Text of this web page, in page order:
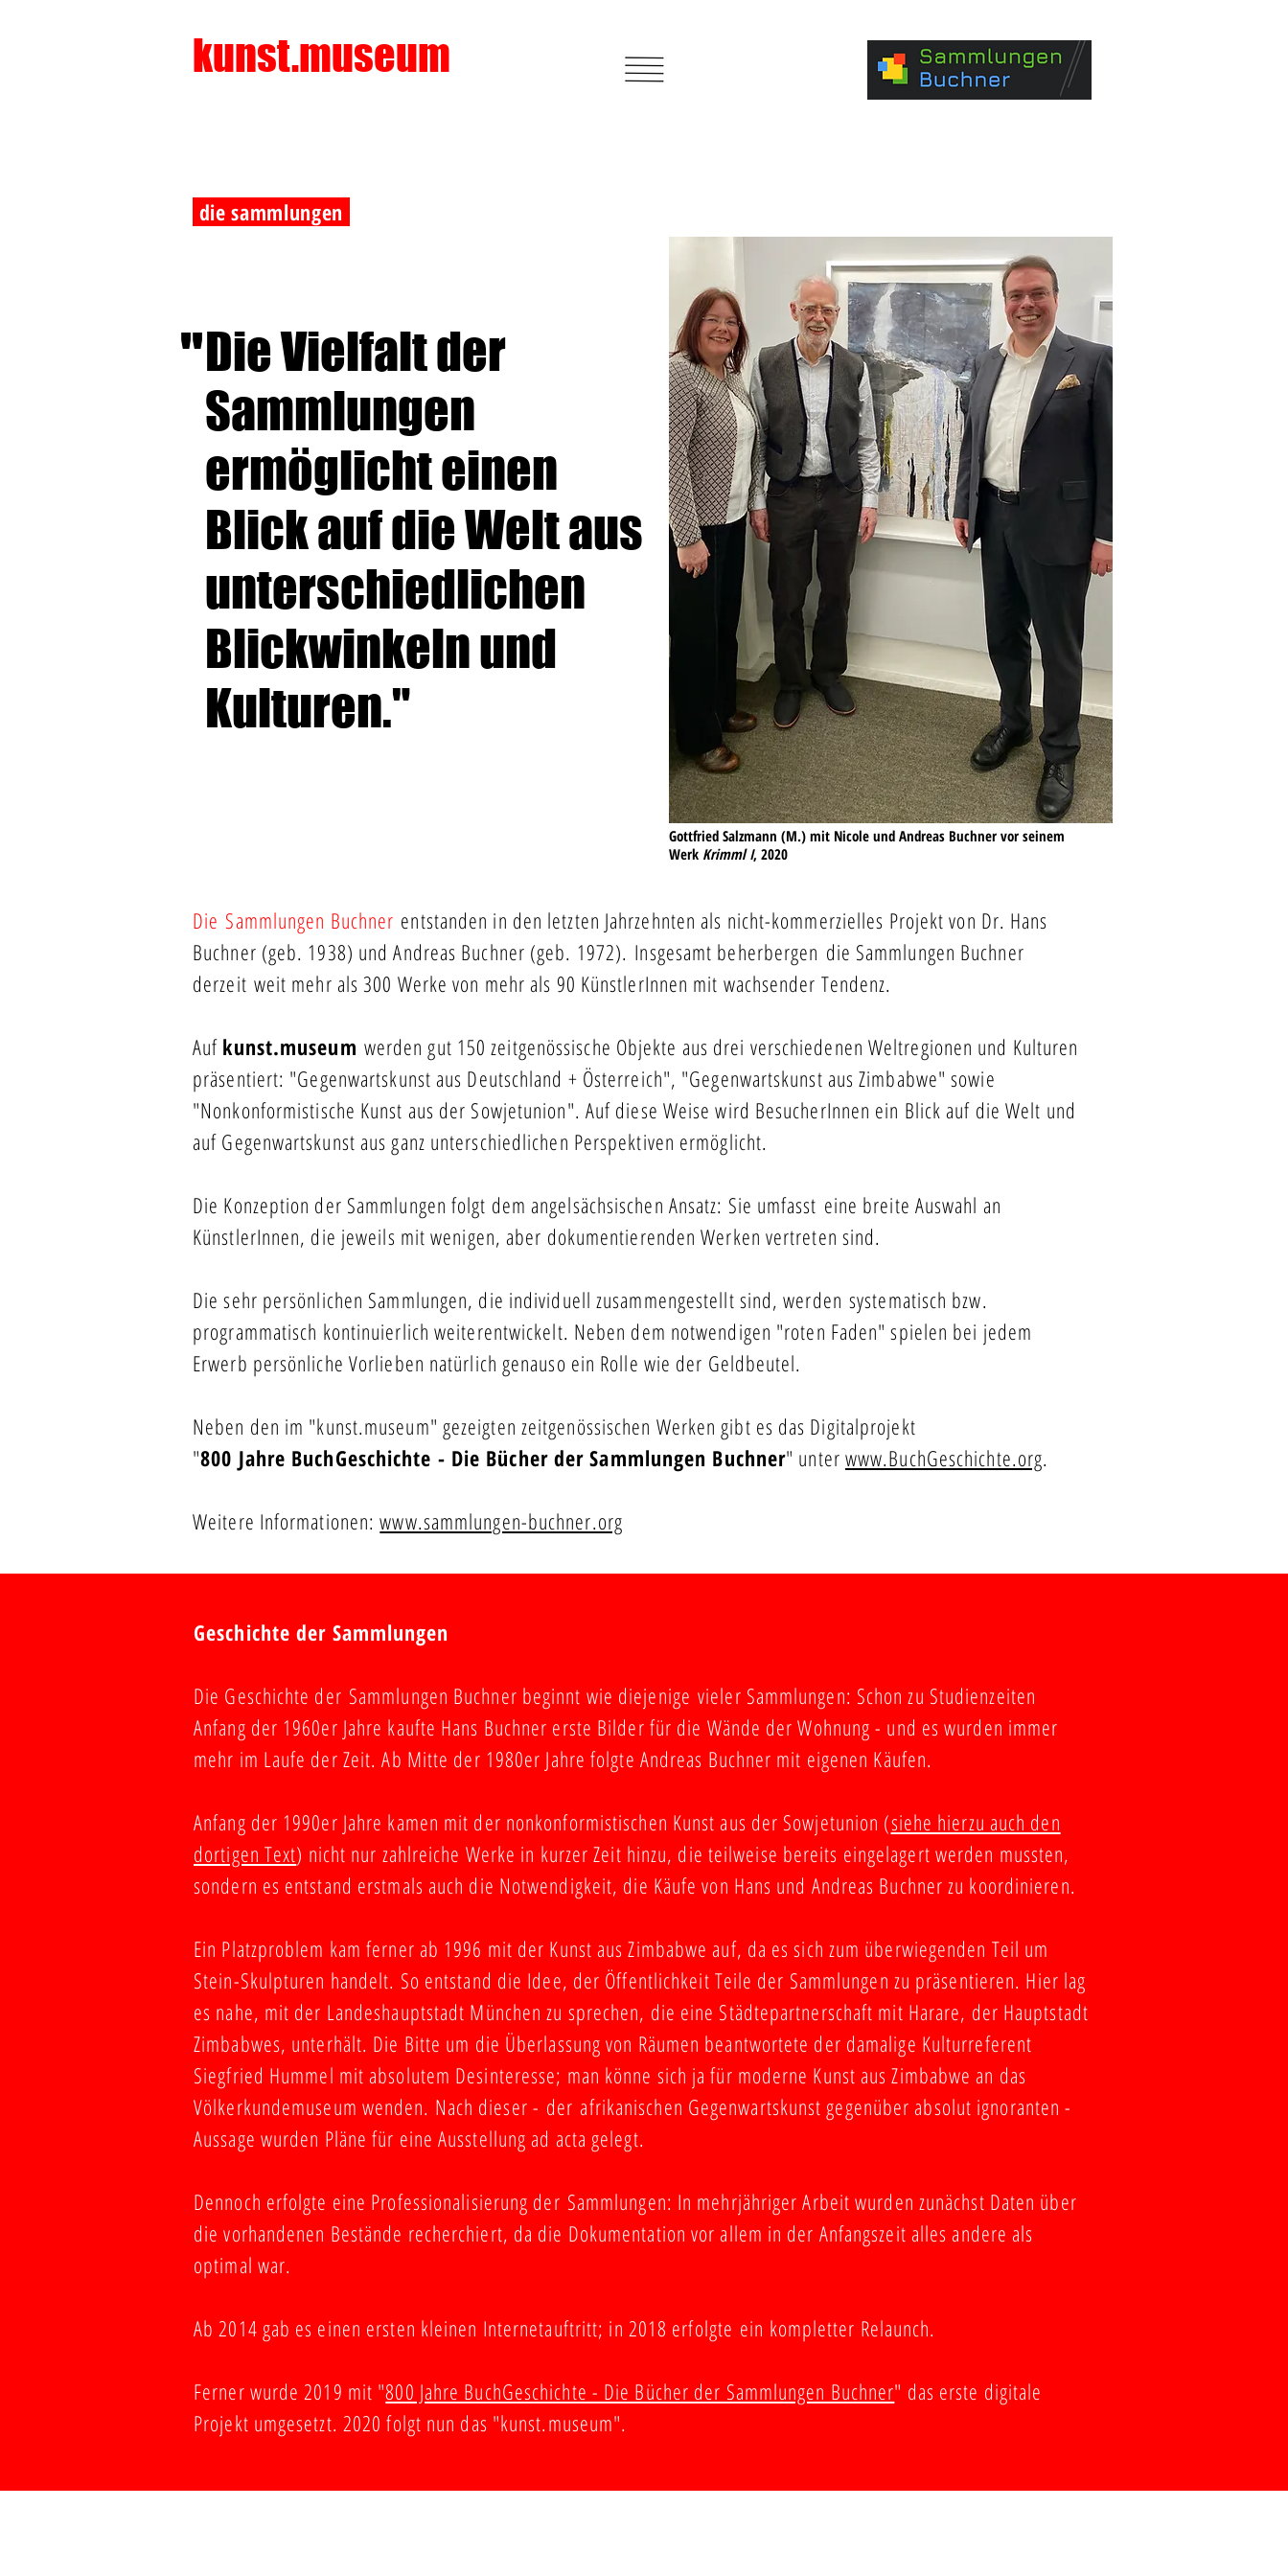
kunst.museum
die sammlungen
"Die Vielfalt der
Sammlungen
ermöglicht einen
Blick auf die Welt aus
unterschiedlichen
Blickwinkeln und
Kulturen."
Gottfried Salzmann (M.) mit Nicole und Andreas Buchner vor seinem
Werk Krimml I, 2020
Die Sammlungen Buchner entstanden in den letzten Jahrzehnten als nicht-kommerzielles Projekt von Dr. Hans
Buchner (geb. 1938) und Andreas Buchner (geb. 1972). Insgesamt beherbergen die Sammlungen Buchner
derzeit weit mehr als 300 Werke von mehr als 90 KünstlerInnen mit wachsender Tendenz.
Auf kunst.museum werden gut 150 zeitgenössische Objekte aus drei verschiedenen Weltregionen und Kulturen
präsentiert: "Gegenwartskunst aus Deutschland + Österreich", "Gegenwartskunst aus Zimbabwe" sowie
"Nonkonformistische Kunst aus der Sowjetunion". Auf diese Weise wird BesucherInnen ein Blick auf die Welt und
auf Gegenwartskunst aus ganz unterschiedlichen Perspektiven ermöglicht.
Die Konzeption der Sammlungen folgt dem angelsächsischen Ansatz: Sie umfasst eine breite Auswahl an
KünstlerInnen, die jeweils mit wenigen, aber dokumentierenden Werken vertreten sind.
Die sehr persönlichen Sammlungen, die individuell zusammengestellt sind, werden systematisch bzw.
programmatisch kontinuierlich weiterentwickelt. Neben dem notwendigen "roten Faden" spielen bei jedem
Erwerb persönliche Vorlieben natürlich genauso ein Rolle wie der Geldbeutel.
Neben den im "kunst.museum" gezeigten zeitgenössischen Werken gibt es das Digitalprojekt
"800 Jahre BuchGeschichte - Die Bücher der Sammlungen Buchner" unter www.BuchGeschichte.org.
Weitere Informationen:www.sammlungen-buchner.org
Geschichte der Sammlungen
Die Geschichte der Sammlungen Buchner beginnt wie diejenige vieler Sammlungen: Schon zu Studienzeiten
Anfang der 1960er Jahre kaufte Hans Buchner erste Bilder für die Wände der Wohnung - und es wurden immer
mehr im Laufe der Zeit. Ab Mitte der 1980er Jahre folgte Andreas Buchner mit eigenen Käufen.
Anfang der 1990er Jahre kamen mit der nonkonformistischen Kunst aus der Sowjetunion (siehe hierzu auch den
dortigen Text) nicht nur zahlreiche Werke in kurzer Zeit hinzu, die teilweise bereits eingelagert werden mussten,
sondern es entstand erstmals auch die Notwendigkeit, die Käufe von Hans und Andreas Buchner zu koordinieren.
Ein Platzproblem kam ferner ab 1996 mit der Kunst aus Zimbabwe auf, da es sich zum überwiegenden Teil um
Stein-Skulpturen handelt. So entstand die Idee, der Öffentlichkeit Teile der Sammlungen zu präsentieren. Hier lag
es nahe, mit der Landeshauptstadt München zu sprechen, die eine Städtepartnerschaft mit Harare, der Hauptstadt
Zimbabwes, unterhält. Die Bitte um die Überlassung von Räumen beantwortete der damalige Kulturreferent
Siegfried Hummel mit absolutem Desinteresse; man könne sich ja für moderne Kunst aus Zimbabwe an das
Völkerkundemuseum wenden. Nach dieser - der afrikanischen Gegenwartskunst gegenüber absolut ignoranten -
Aussage wurden Pläne für eine Ausstellung ad acta gelegt.
Dennoch erfolgte eine Professionalisierung der Sammlungen: In mehrjähriger Arbeit wurden zunächst Daten über
die vorhandenen Bestände recherchiert, da die Dokumentation vor allem in der Anfangszeit alles andere als
optimal war.
Ab 2014 gab es einen ersten kleinen Internetauftritt; in 2018 erfolgte ein kompletter Relaunch.
Ferner wurde 2019 mit "800 Jahre BuchGeschichte - Die Bücher der Sammlungen Buchner" das erste digitale
Projekt umgesetzt. 2020 folgt nun das "kunst.museum".